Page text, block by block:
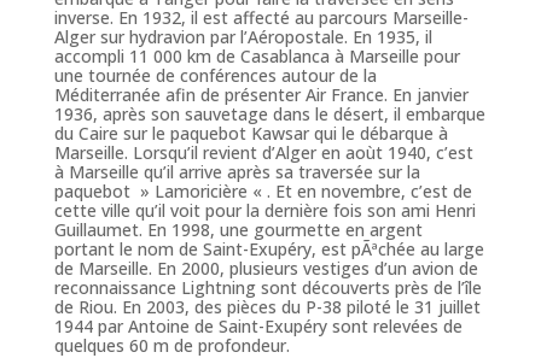
inverse. En 1932, il est affecté au parcours Marseille-
Alger sur hydravion par l’Aéropostale. En 1935, il
accompli 11 000 km de Casablanca à Marseille pour
une tournée de conférences autour de la
Méditerranée afin de présenter Air France. En janvier
1936, après son sauvetage dans le désert, il embarque
du Caire sur le paquebot Kawsar qui le débarque à
Marseille. Lorsqu’il revient d’Alger en aoùt 1940, c’est
à Marseille qu’il arrive après sa traversée sur la
paquebot » Lamoricière « . Et en novembre, c’est de
cette ville qu’il voit pour la dernière fois son ami Henri
Guillaumet. En 1998, une gourmette en argent
portant le nom de Saint-Exupéry, est pÃªchée au large
de Marseille. En 2000, plusieurs vestiges d’un avion de
reconnaissance Lightning sont découverts près de l’île
de Riou. En 2003, des pièces du P-38 piloté le 31 juillet
1944 par Antoine de Saint-Exupéry sont relevées de
quelques 60 m de profondeur.